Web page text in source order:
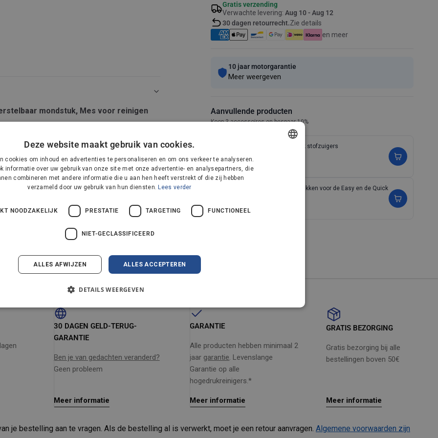
Gratis verzending
Verwachte levering:Aug 10 - Aug 12
30 dagen retourrecht.Zie details
en meer
10 jaar motorgarantie
Meer weergeven
Aanvullende producten
Koop 3 accessoires en bespaar 10%
Filter voor Easy, Quick stofzuigers
Speciale set mondstukken voor de Easy en de Quick
mondstuk, Mes voor reinigen
schoonmaken. Je wordt niet langer beperkt
want de Nilfisk Easy kan overal bij. De Easy
kan werken. Hij is goed wendbaar in
op wat er nog onder allerlei voorwerpen kan
twee. Met een simpele druk op de knop
is ingebouwd in de hendel en stelt je in
gewone stofzuiger nooit bij kon.
in de Easy.
stofzuigen.
moet komen.
leverbaar in drie verschillende kleuren.
wendbaar.
superieure kwaliteit van Nilfisk.
30 DAGEN GELD-TERUG-
GARANTIE
Ben je van gedachten veranderd?
Geen probleem
Meer informatie
GARANTIE
Alle producten hebben minimaal 2
jaar garantie. Levenslange
Garantie op alle
hogedrukreinigers.*
Meer informatie
GRATIS BEZORGING
Gratis bezorging bij alle
bestellingen boven 50€
Meer informatie
je bestelling aan te vragen. Als de bestelling al is verwerkt, moet je een retour aanvragen. Algemene voorwaarden zijn
ENGLISH
Deze website maakt gebruik van cookies.
cookies om inhoud en advertenties te personaliseren en om ons verkeer te analyseren.
informatie over uw gebruik van onze site met onze advertentie- en analysepartners, die
combineren met andere informatie die u aan hen heeft verstrekt of die zij hebben
verzameld door uw gebruik van hun diensten. Lees verder
NOODZAKELIJK PRESTATIE TARGETING FUNCTIONEEL
NIET-GECLASSIFICEERD
ALLES ACCEPTEREN
ALLES AFWIJZEN
DETAILS WEERGEVEN